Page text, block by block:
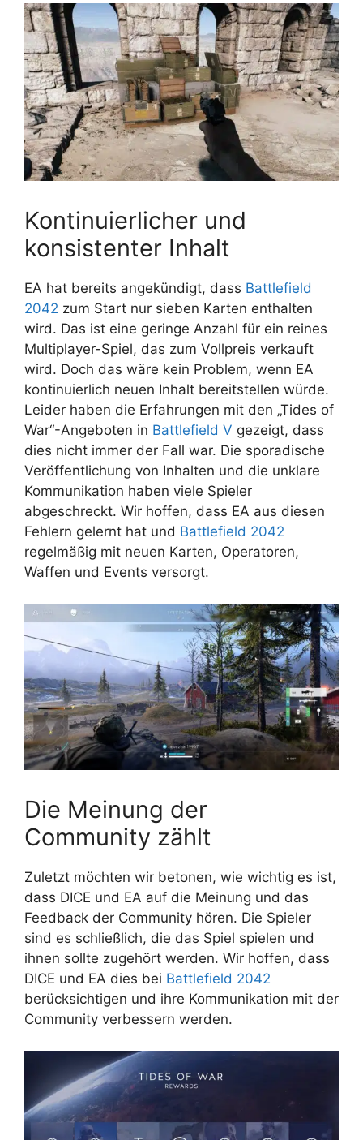
Kontinuierlicher und
konsistenter Inhalt
EA hat bereits angekündigt, dass Battlefield
2042 zum Start nur sieben Karten enthalten
wird. Das ist eine geringe Anzahl für ein reines
Multiplayer-Spiel, das zum Vollpreis verkauft
wird. Doch das wäre kein Problem, wenn EA
kontinuierlich neuen Inhalt bereitstellen würde.
Leider haben die Erfahrungen mit den „Tides of
War“-Angeboten in Battlefield V gezeigt, dass
dies nicht immer der Fall war. Die sporadische
Veröffentlichung von Inhalten und die unklare
Kommunikation haben viele Spieler
abgeschreckt. Wir hoffen, dass EA aus diesen
Fehlern gelernt hat und Battlefield 2042
regelmäßig mit neuen Karten, Operatoren,
Waffen und Events versorgt.
Die Meinung der
Community zählt
Zuletzt möchten wir betonen, wie wichtig es ist,
dass DICE und EA auf die Meinung und das
Feedback der Community hören. Die Spieler
sind es schließlich, die das Spiel spielen und
ihnen sollte zugehört werden. Wir hoffen, dass
DICE und EA dies bei Battlefield 2042
berücksichtigen und ihre Kommunikation mit der
Community verbessern werden.